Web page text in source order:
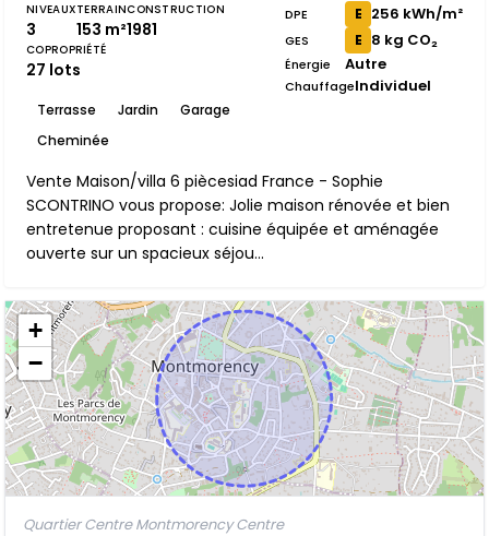
NIVEAUX
3
TERRAIN
153 m²
CONSTRUCTION
1981
COPROPRIÉTÉ
27 lots
Terrasse Jardin
Garage
Cheminée
DPE E 256 kWh/m²
GES E 8 kg CO₂
Énergie Autre
ChauffageIndividuel
Vente Maison/villa 6 piècesiad France - Sophie
SCONTRINO vous propose: Jolie maison rénovée et bien
entretenue proposant : cuisine équipée et aménagée
ouverte sur un spacieux séjou...
+
−
Quartier Centre Montmorency Centre